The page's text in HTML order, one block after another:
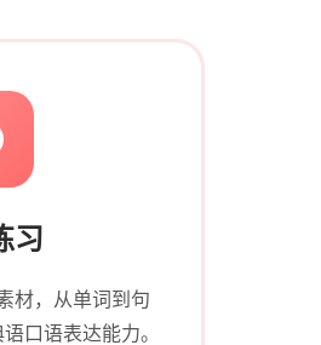
习
材，从单词到句
口语表达能力。